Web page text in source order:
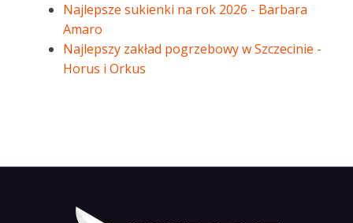
Najlepsze sukienki na rok 2026 - Barbara
Amaro
Najlepszy zakład pogrzebowy w Szczecinie -
Horus i Orkus